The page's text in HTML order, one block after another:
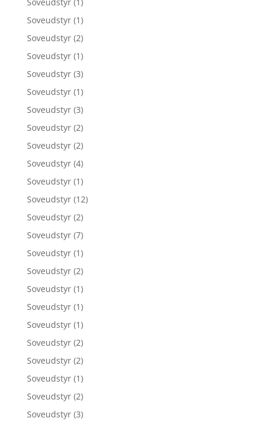
Soveudstyr (1)
Soveudstyr (2)
Soveudstyr (1)
Soveudstyr (3)
Soveudstyr (1)
Soveudstyr (3)
Soveudstyr (2)
Soveudstyr (2)
Soveudstyr (4)
Soveudstyr (1)
Soveudstyr (12)
Soveudstyr (2)
Soveudstyr (7)
Soveudstyr (1)
Soveudstyr (2)
Soveudstyr (1)
Soveudstyr (1)
Soveudstyr (1)
Soveudstyr (2)
Soveudstyr (2)
Soveudstyr (1)
Soveudstyr (2)
Soveudstyr (3)